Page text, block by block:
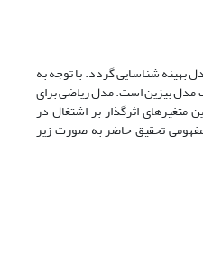
بهینه شناسایی گردد. با توجه به
مدل بیزین است. مدل ریاضی برای
اثرگذار بر اشتغال در
مفهومی تحقیق حاضر به صورت زیر